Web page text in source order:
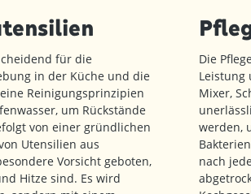
für die
in der Küche und die
Reinigungsprinzipien
um Rückstände
von einer gründlichen
Utensilien aus
Vorsicht geboten,
Hitze sind. Es wird
Die
Leistung
Mixer,
werden,
nach